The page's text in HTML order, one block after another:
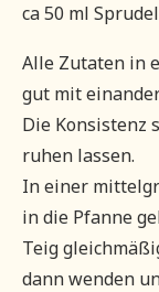
ca 50 ml Sprudel
Alle Zutaten in
gut mit
Die Konsistenz
ruhen lassen.
In einer
in die Pfanne
Teig
dann wenden